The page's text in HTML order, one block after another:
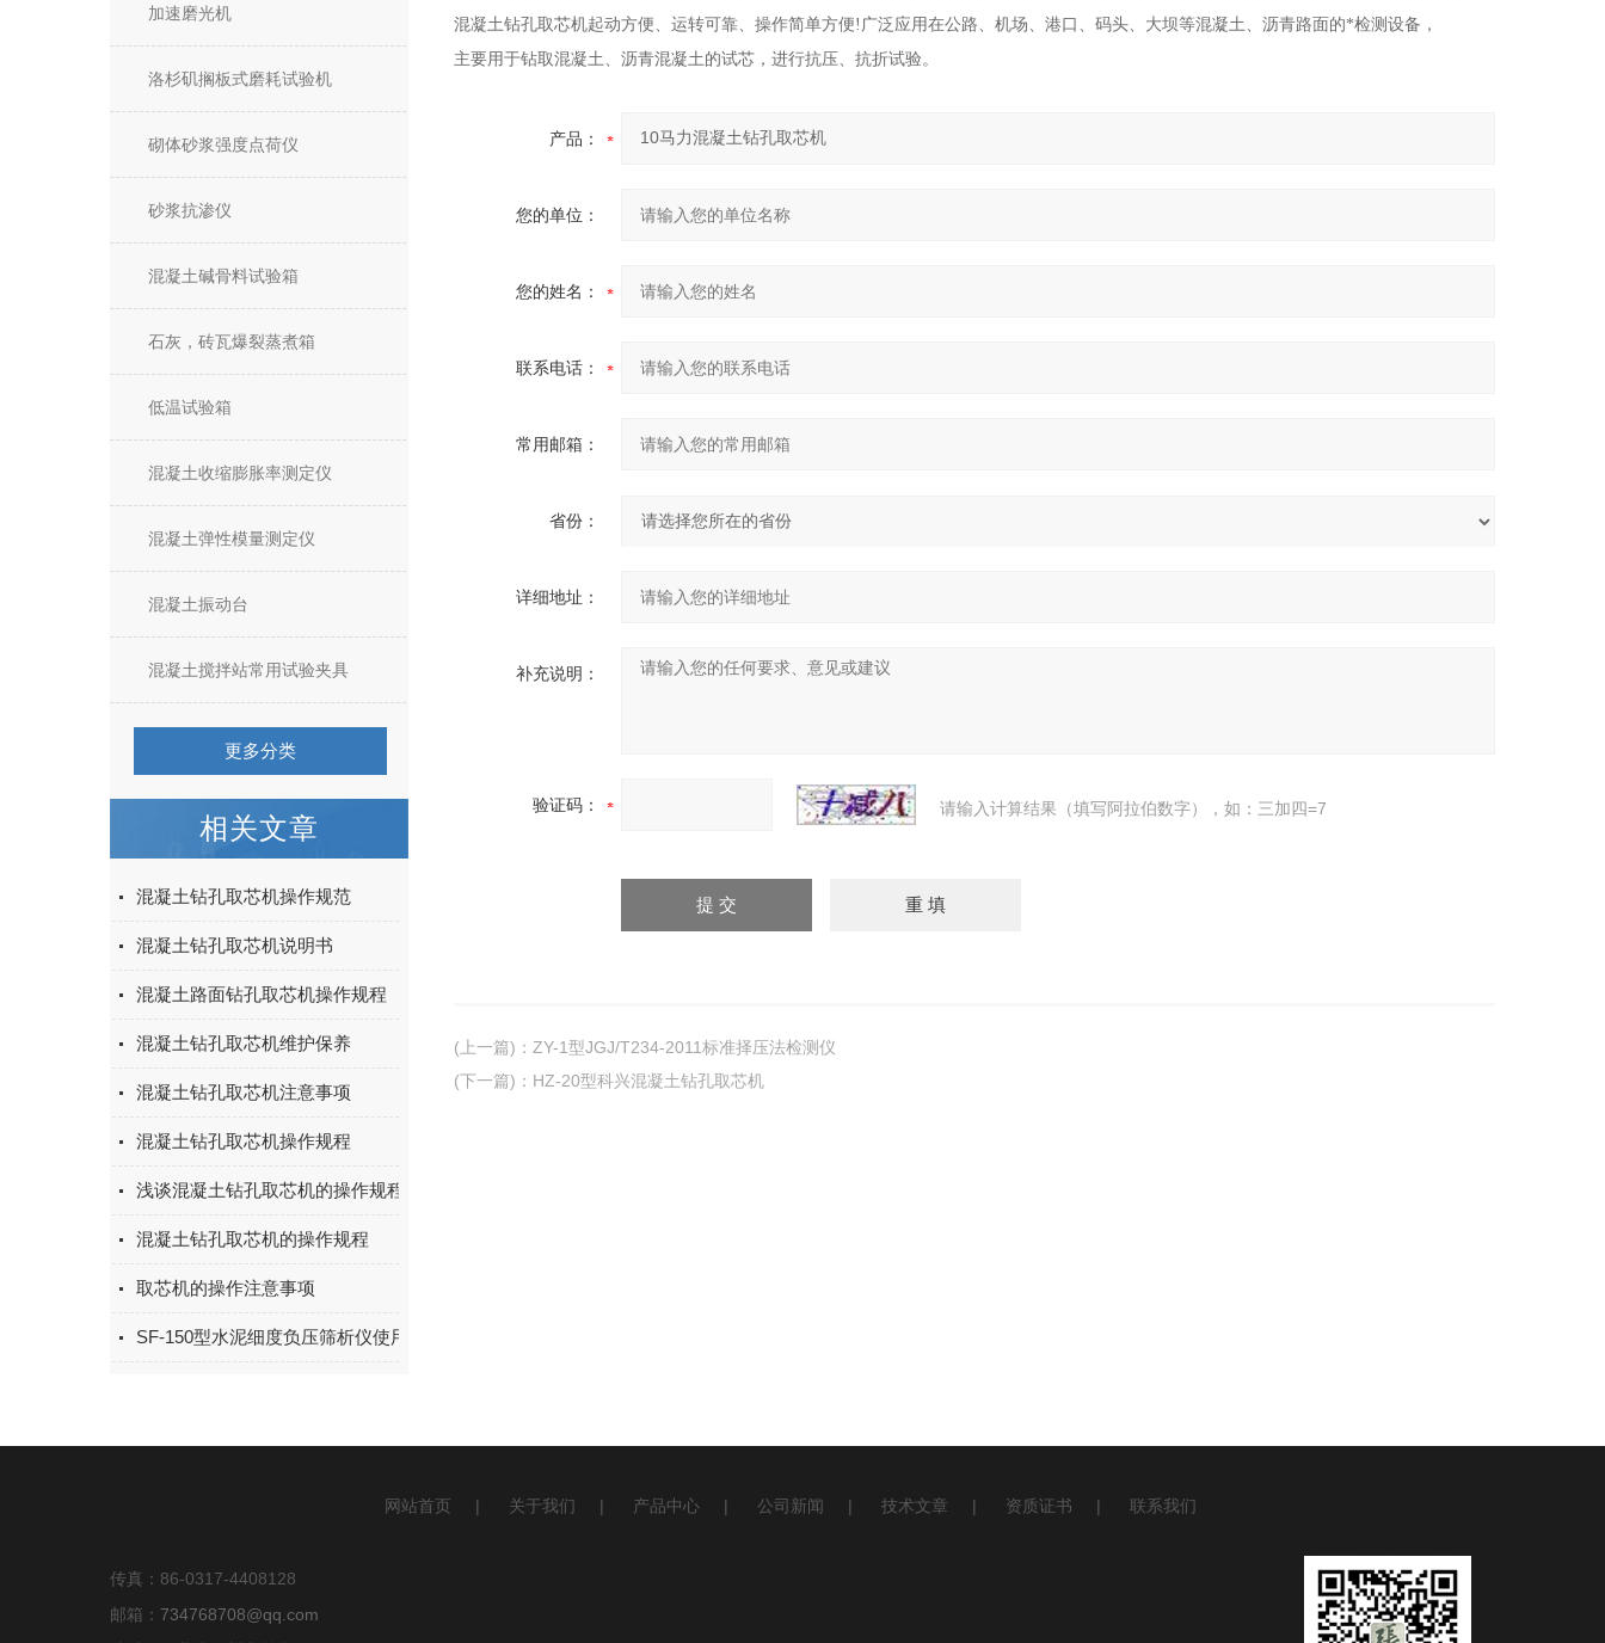
加速磨光机
洛杉矶搁板式磨耗试验机
砌体砂浆强度点荷仪
砂浆抗渗仪
混凝土碱骨料试验箱
石灰，砖瓦爆裂蒸煮箱
低温试验箱
混凝土收缩膨胀率测定仪
混凝土弹性模量测定仪
混凝土振动台
混凝土搅拌站常用试验夹具
更多分类
相关文章
混凝土钻孔取芯机操作规范
混凝土钻孔取芯机说明书
混凝土路面钻孔取芯机操作规程
混凝土钻孔取芯机维护保养
混凝土钻孔取芯机注意事项
混凝土钻孔取芯机操作规程
浅谈混凝土钻孔取芯机的操作规程
混凝土钻孔取芯机的操作规程
取芯机的操作注意事项
SF-150型水泥细度负压筛析仪使用简介
混凝土钻孔取芯机起动方便、运转可靠、操作简单方便!广泛应用在公路、机场、港口、码头、大坝等混凝土、沥青路面的*检测设备，
主要用于钻取混凝土、沥青混凝土的试芯，进行抗压、抗折试验。
产品：
您的单位：
您的姓名：
联系电话：
常用邮箱：
省份：
详细地址：
补充说明：
验证码： 请输入计算结果（填写阿拉伯数字），如：三加四=7
(上一篇) ： ZY-1型JGJ/T234-2011标准择压法检测仪
(下一篇) ： HZ-20型科兴混凝土钻孔取芯机
网站首页 | 关于我们 | 产品中心 | 公司新闻 | 技术文章 | 资质证书 | 联系我们
传真：86-0317-4408128
邮箱： 734768708@qq.com